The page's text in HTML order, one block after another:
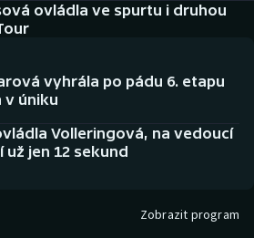
ovládla ve spurtu i druhou
vyhrála po pádu 6. etapu
v úniku
Volleringová, na vedoucí
jen 12 sekund
Zobrazit program